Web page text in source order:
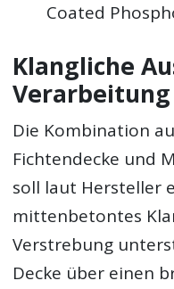
Coated
Klangliche
Verarbeitung
Die Kombination
Fichtendecke und
soll laut Hersteller
mittenbetontes
Verstrebung
Decke über einen